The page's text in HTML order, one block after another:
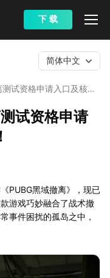
下 载
试资格申请入口及核心
简体中文
试资格申请
PUBG黑域撤离》，现已
游戏巧妙融合了战术撤
事件困扰的孤岛之中，